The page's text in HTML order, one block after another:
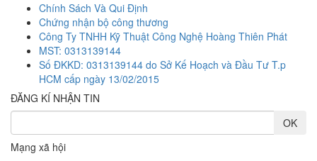
Chính Sách Và Qui Định
Chứng nhận bộ công thương
Công Ty TNHH Kỹ Thuật Công Nghệ Hoàng Thiên Phát
MST: 0313139144
Số ĐKKD: 0313139144 do Sở Kế Hoạch và Đầu Tư T.p
HCM cấp ngày 13/02/2015
ĐĂNG KÍ NHẬN TIN
Mạng xã hội